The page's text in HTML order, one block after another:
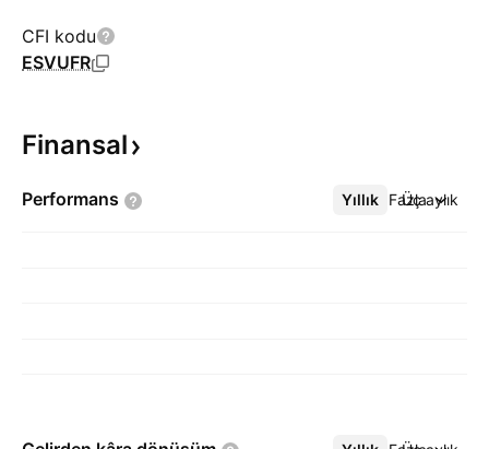
CFI kodu
ESVUFR
Finansal
Performans Yıllık Üç aylık
Daha Fazla